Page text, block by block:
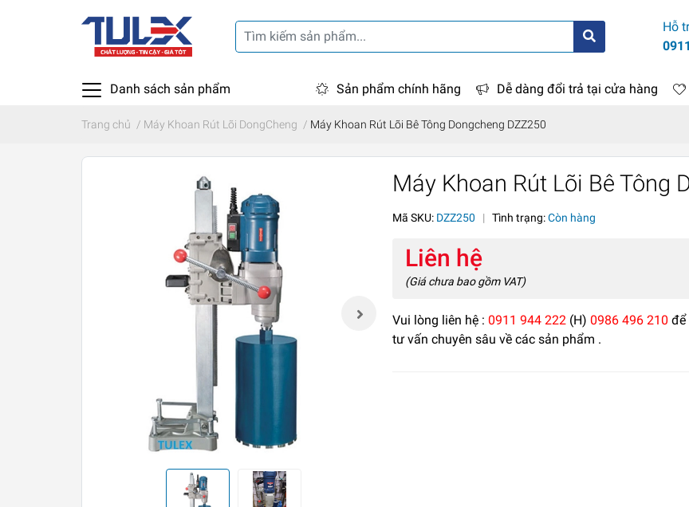
Hỗ
Danh sách sản phẩm Sản phẩm chính hãng Dễ dàng đổi trả tại cửa hàng
Trang chủ / Máy Khoan Rút Lõi DongCheng / Máy Khoan Rút Lõi Bê Tông Dongcheng DZZ250
Máy Khoan Rút Lõi Bê Tông
Mã SKU: DZZ250 | Tình trạng:Còn hàng
Liên hệ
(Giá chưa bao gồm VAT)
Vui lòng liên hệ :0911 944 222 (H)0986 496 210 để
tư vấn chuyên sâu về các sản phẩm .